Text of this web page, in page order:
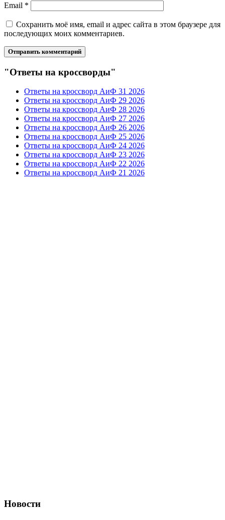
Email *
Сохранить моё имя, email и адрес сайта в этом браузере для
последующих моих комментариев.
"Ответы на кроссворды"
Ответы на кроссворд АиФ 31 2026
Ответы на кроссворд АиФ 29 2026
Ответы на кроссворд АиФ 28 2026
Ответы на кроссворд АиФ 27 2026
Ответы на кроссворд АиФ 26 2026
Ответы на кроссворд АиФ 25 2026
Ответы на кроссворд АиФ 24 2026
Ответы на кроссворд АиФ 23 2026
Ответы на кроссворд АиФ 22 2026
Ответы на кроссворд АиФ 21 2026
Новости